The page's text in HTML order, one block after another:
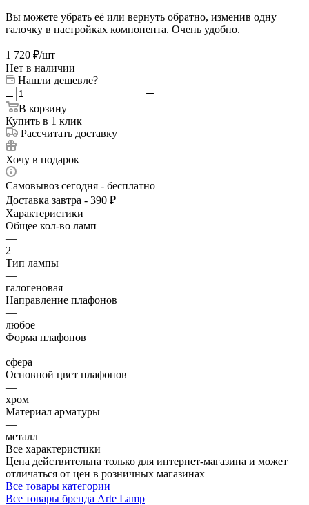
Вы можете убрать её или вернуть обратно, изменив одну
галочку в настройках компонента. Очень удобно.
1 720 ₽/шт
Нет в наличии
Нашли дешевле?
В корзину
Купить в 1 клик
Рассчитать доставку
Хочу в подарок
Самовывоз сегодня - бесплатно
Доставка завтра - 390 ₽
Характеристики
Общее кол-во ламп
—
2
Тип лампы
—
галогеновая
Направление плафонов
—
любое
Форма плафонов
—
сфера
Основной цвет плафонов
—
хром
Материал арматуры
—
металл
Все характеристики
Цена действительна только для интернет-магазина и может
отличаться от цен в розничных магазинах
Все товары категории
Все товары бренда Arte Lamp